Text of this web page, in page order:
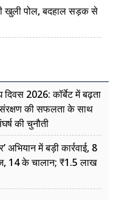
खुली पोल, बदहाल सड़क से
दिवस 2026: कॉर्बेट में बढ़ता
की सफलता के साथ
की चुनौती
अभियान में बड़ी कार्रवाई, 8
14 के चालान; ₹1.5 लाख